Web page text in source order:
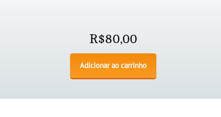
R$80,00
Adicionar ao carrinho